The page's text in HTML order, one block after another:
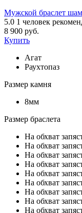
Мужской браслет
5.0 1 человек
8 900 руб.
Купить
Агат
Раухтопаз
Размер камня
8мм
Размер браслета
На обхват
На обхват
На обхват
На обхват
На обхват
На обхват
На обхват
На обхват
На обхват